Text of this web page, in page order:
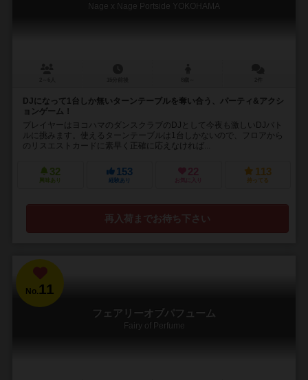
Nage x Nage Portside YOKOHAMA
DJになって1台しか無いターンテーブルを奪い合う、パーティ&アクシ
ョンゲーム！
プレイヤーはヨコハマのダンスクラブのDJとして今夜も激しいDJバト
ルに挑みます。使えるターンテーブルは1台しかないので、フロアから
のリスエストカードに素早く正確に応えなければ...
32
興味あり
153
経験あり
22
お気に入り
113
持ってる
再入荷までお待ち下さい
No.11
フェアリーオブパフューム
Fairy of Perfume